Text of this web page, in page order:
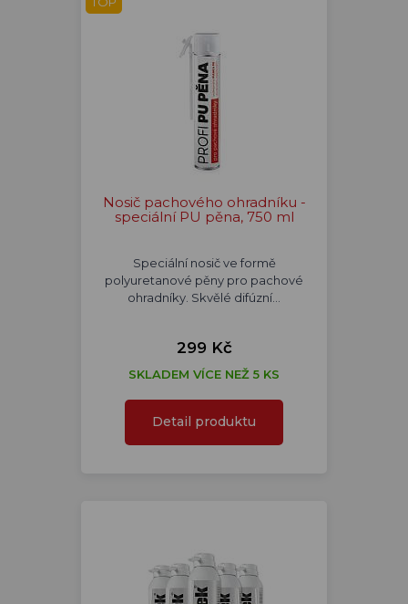
Nosič pachového ohradníku -
speciální PU pěna, 750 ml
Speciální nosič ve formě
polyuretanové pěny pro pachové
ohradníky. Skvělé difúzní…
299 Kč
SKLADEM VÍCE NEŽ 5 KS
Detail produktu